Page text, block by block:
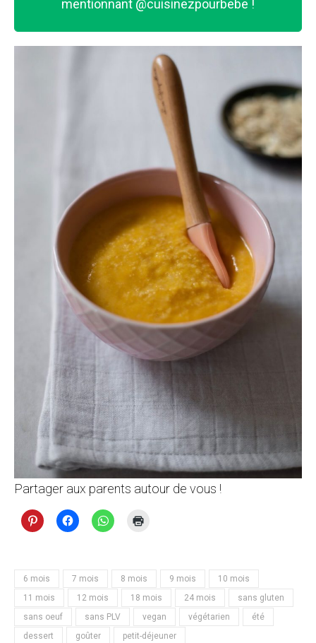
mentionnant @cuisinezpourbebe !
Partager aux parents autour de vous !
6 mois 7 mois 8 mois 9 mois
10 mois
11 mois
12 mois 18 mois 24 mois
sans gluten
sans oeuf
sans PLV vegan végétarien
été
dessert
goûter
petit-déjeuner